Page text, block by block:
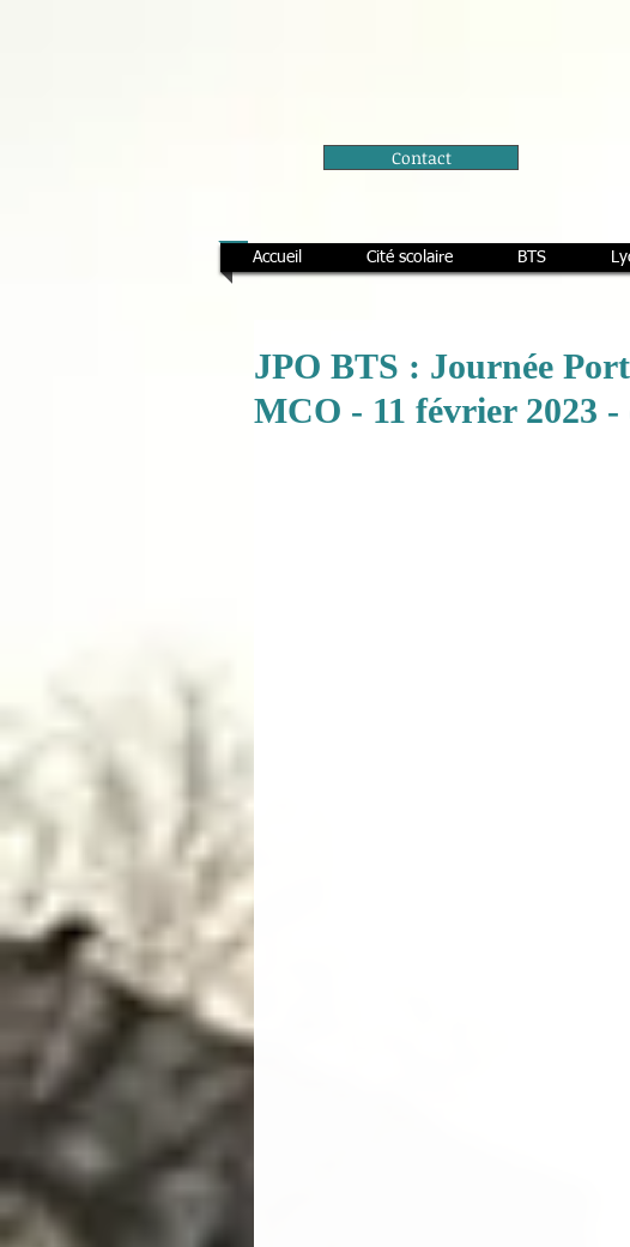
Contact
Accueil Cité scolaire BTS
JPO BTS : Journée
MCO - 11 février 2023 -